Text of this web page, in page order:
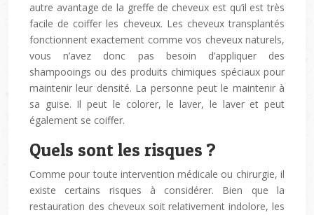
autre avantage de la greffe de cheveux est qu’il est très
facile de coiffer les cheveux. Les cheveux transplantés
fonctionnent exactement comme vos cheveux naturels,
vous n’avez donc pas besoin d’appliquer des
shampooings ou des produits chimiques spéciaux pour
maintenir leur densité. La personne peut le maintenir à
sa guise. Il peut le colorer, le laver, le laver et peut
également se coiffer.
Quels sont les risques ?
Comme pour toute intervention médicale ou chirurgie, il
existe certains risques à considérer. Bien que la
restauration des cheveux soit relativement indolore, les